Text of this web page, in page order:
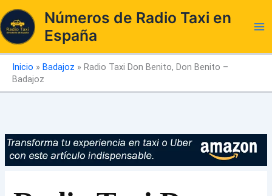
al
contenido
Números de Radio Taxi en
España
Inicio » Badajoz » Radio Taxi Don Benito, Don Benito –
Badajoz